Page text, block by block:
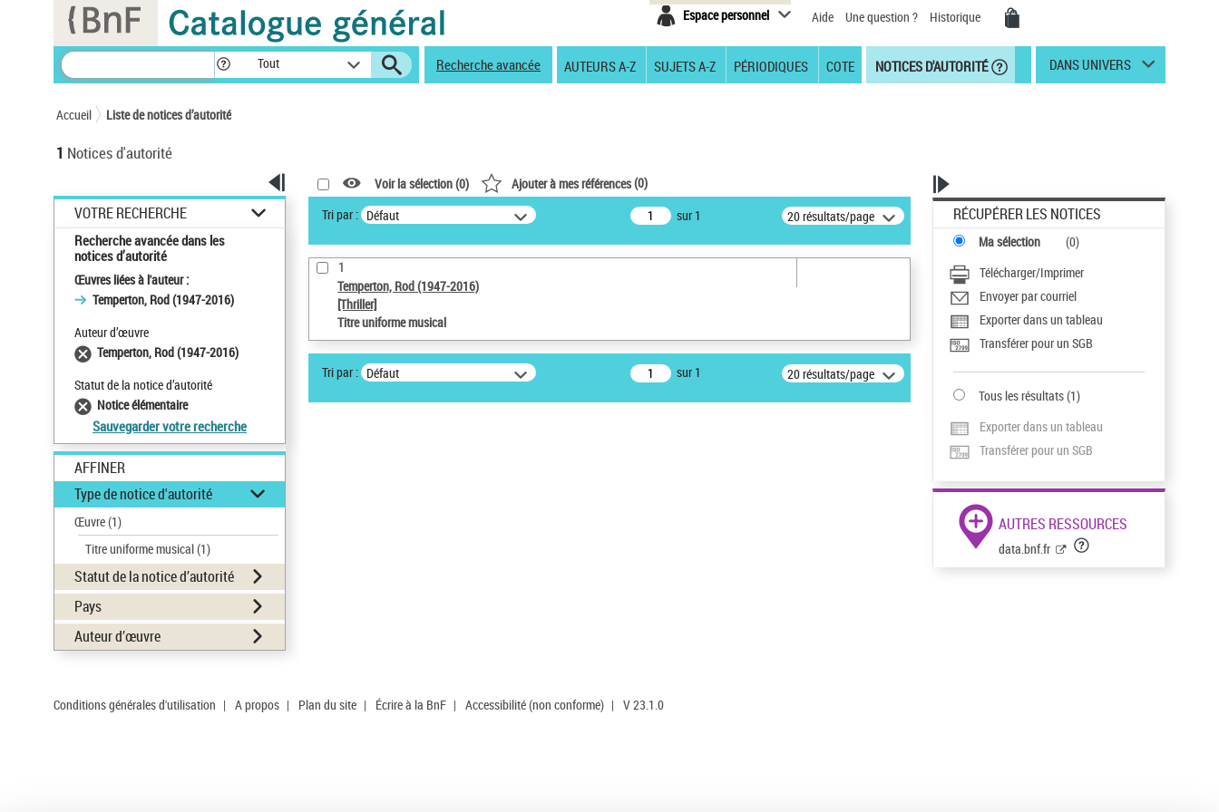
Espace personnel Aide Une question ? Historique
Tout Recherche avancée AUTEURS A-Z SUJETS A-Z PÉRIODIQUES COTE NOTICES D'AUTORITÉ DANS UNIVERS
Accueil Liste de notices d’autorité
1 Notices d'autorité
VOTRE RECHERCHE
Recherche avancée dans les
notices d’autorité
Œuvres liées à l'auteur :
Temperton, Rod (1947-2016)
Auteur d’œuvre
Temperton, Rod (1947-2016)
Statut de la notice d’autorité
Notice élémentaire
Sauvegarder votre recherche
AFFINER
Type de notice d'autorité
Œuvre(1)
Titre uniforme musical(1)
Statut de la notice d’autorité
Pays
Auteur d’œuvre
Voir la sélection (0) Ajouter à mes références(0)
Tri par : Défaut sur 1 20 résultats/page
1
Temperton, Rod (1947-2016)
[Thriller]
Titre uniforme musical
Tri par : Défaut sur 1 20 résultats/page
RÉCUPÉRER LES NOTICES
Ma sélection (0)
Télécharger/Imprimer
Envoyer par courriel
Exporter dans un tableau
Transférer pour un SGB
Tous les résultats(1)
Exporter dans un tableau
Transférer pour un SGB
AUTRES RESSOURCES
data.bnf.fr
Conditions générales d'utilisation | A propos | Plan du site | Écrire à la BnF | Accessibilité (non conforme) | V 23.1.0
Panneau de gestion des cookies